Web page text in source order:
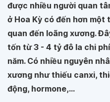
được nhiều người quan
ở Hoa Kỳ có đến hơn một
quan đến loãng xương.
tốn từ 3 - 4 tỷ đô la chi
năm. Có nhiều nguyên
xương như thiếu canxi,
động, hormone,...